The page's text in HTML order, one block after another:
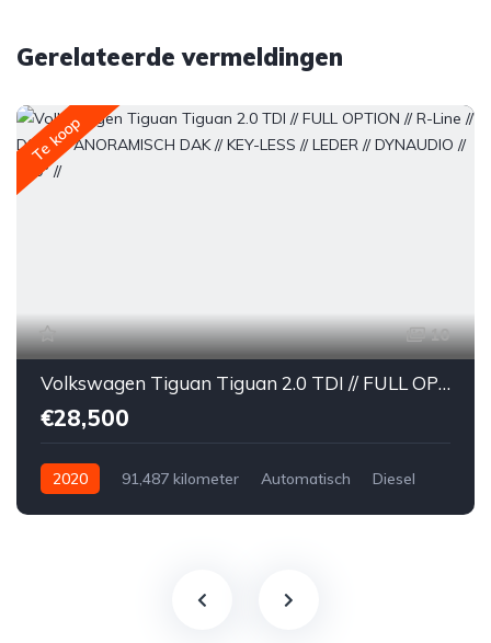
Gerelateerde vermeldingen
Te koop
10
Volkswagen Tiguan Tiguan 2.0 TDI // FULL OPTION // R-Line // DSG // PANORAMISCH DAK // KEY-LESS // LEDER // DYNAUDIO // 360° //
€28,500
2020 91,487 kilometer Automatisch
Diesel